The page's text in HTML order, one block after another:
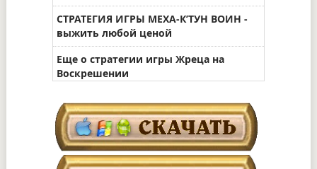
СТРАТЕГИЯ ИГРЫ МЕХА-К’ТУН ВОИН -
выжить любой ценой
Еще о стратегии игры Жреца на
Воскрешении